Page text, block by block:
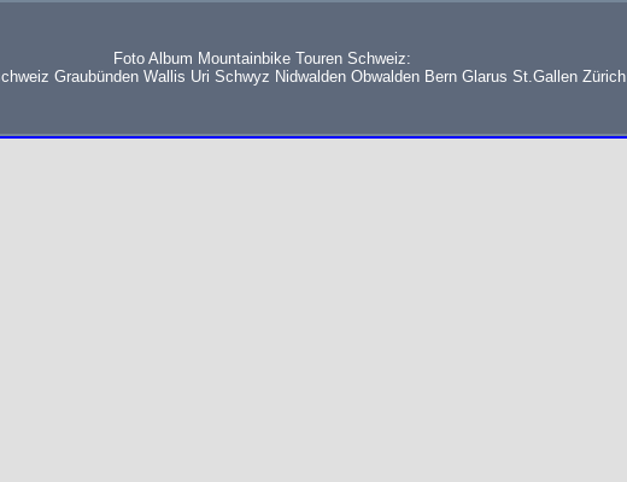
Foto Album Mountainbike Touren Schweiz:
Graubünden Wallis Uri Schwyz Nidwalden Obwalden Bern Glarus St.Gallen Zürich